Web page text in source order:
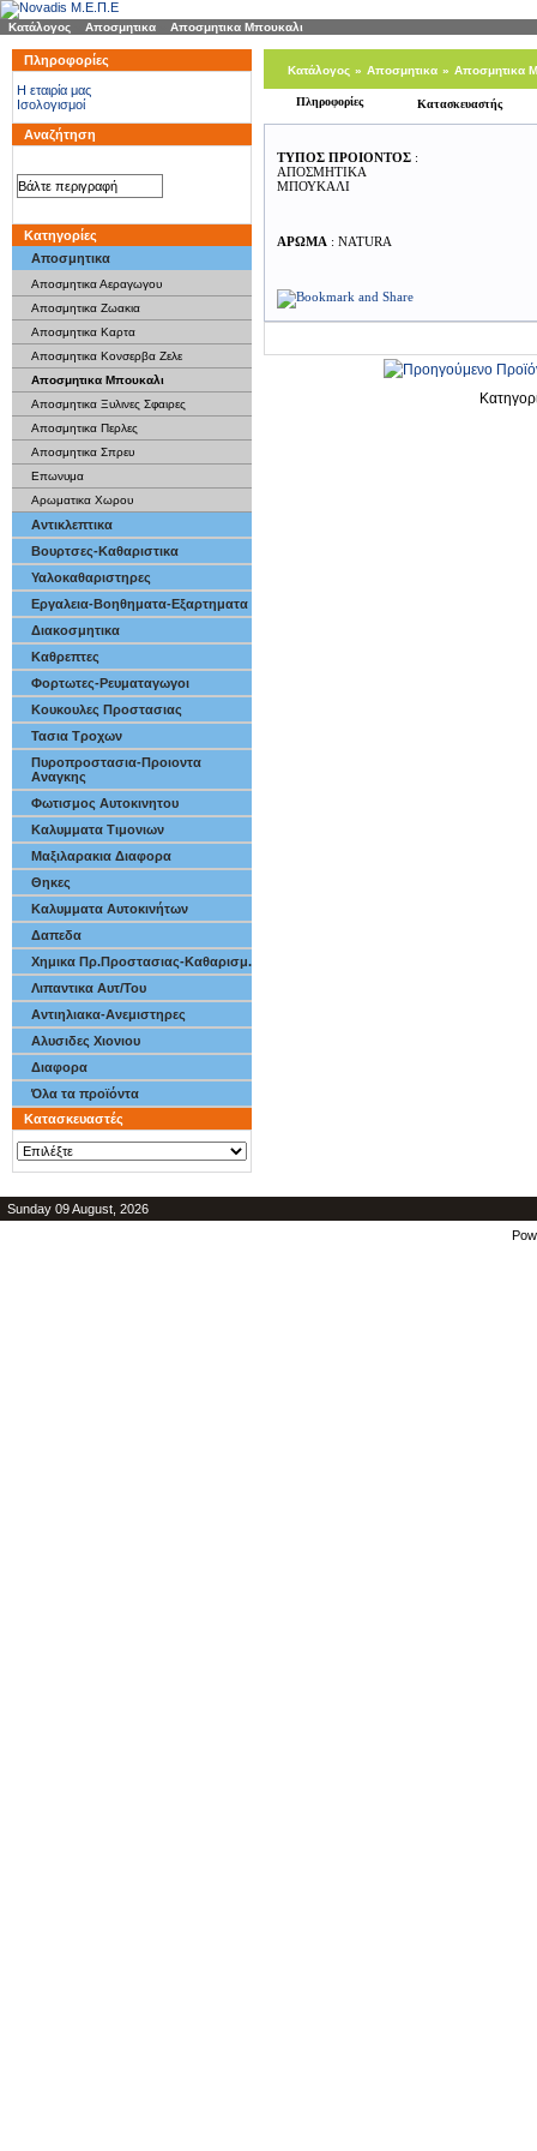
Κατάλογος Αποσμητικα Αποσμητικα Μπουκαλι
Πληροφορίες
H εταιρία μας
Ισολογισμοί
Αναζήτηση
Κατηγορίες
Αποσμητικα
Αποσμητικα Αεραγωγου
Αποσμητικα Ζωακια
Αποσμητικα Καρτα
Αποσμητικα Κονσερβα Ζελε
Αποσμητικα Μπουκαλι
Αποσμητικα Ξυλινες Σφαιρες
Αποσμητικα Περλες
Αποσμητικα Σπρευ
Επωνυμα
Αρωματικα Χωρου
Αντικλεπτικα
Βουρτσες-Καθαριστικα
Υαλοκαθαριστηρες
Εργαλεια-Βοηθηματα-Εξαρτηματα
Διακοσμητικα
Καθρεπτες
Φορτωτες-Ρευματαγωγοι
Κουκουλες Προστασιας
Τασια Τροχων
Πυροπροστασια-Προιοντα
Αναγκης
Φωτισμος Αυτοκινητου
Καλυμματα Τιμονιων
Μαξιλαρακια Διαφορα
Θηκες
Καλυμματα Αυτοκινήτων
Δαπεδα
Χημικα Πρ.Προστασιας-Καθαρισμ.
Λιπαντικα Αυτ/Του
Αντιηλιακα-Ανεμιστηρες
Αλυσιδες Χιονιου
Διαφορα
Όλα τα προϊόντα
Κατασκευαστές
Κατάλογος » Αποσμητικα » Αποσμητικα
Πληροφορίες Κατασκευαστής
ΤΥΠΟΣ ΠΡΟΙΟΝΤΟΣ :
ΑΠΟΣΜΗΤΙΚΑ
ΜΠΟΥΚΑΛΙ
ΑΡΩΜΑ : NATURA
Sunday 09 August, 2026